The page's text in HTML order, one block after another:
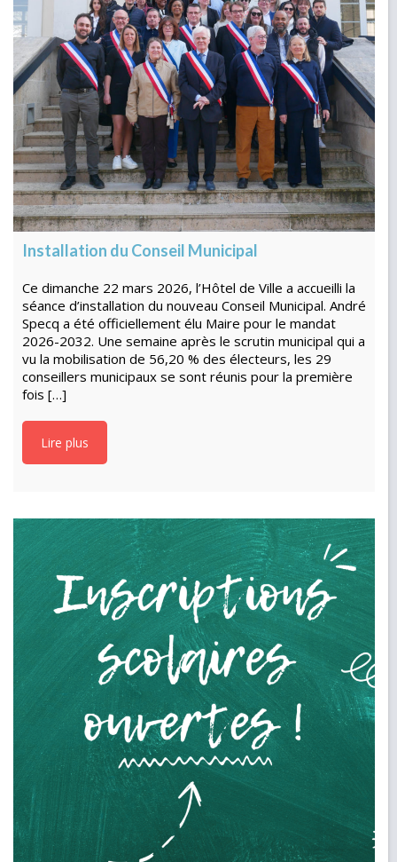
Installation du Conseil Municipal
Ce dimanche 22 mars 2026, l’Hôtel de Ville a accueilli la
séance d’installation du nouveau Conseil Municipal. André
Specq a été officiellement élu Maire pour le mandat
2026-2032. Une semaine après le scrutin municipal qui a
vu la mobilisation de 56,20 % des électeurs, les 29
conseillers municipaux se sont réunis pour la première
fois […]
Lire plus